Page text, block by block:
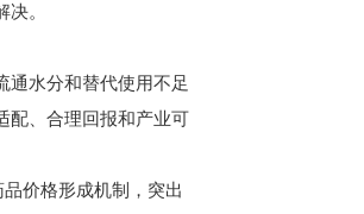
。
水分和替代使用不足
配、合理回报和产业可
价格形成机制，突出